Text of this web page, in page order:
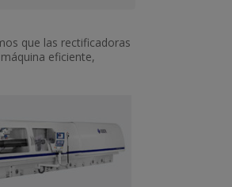
que las rectificadoras
eficiente,